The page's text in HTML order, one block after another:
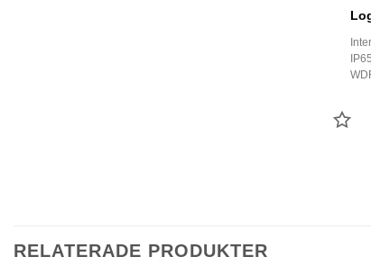
RELATERADE PRODUKTER